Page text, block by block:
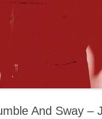
And Sway –